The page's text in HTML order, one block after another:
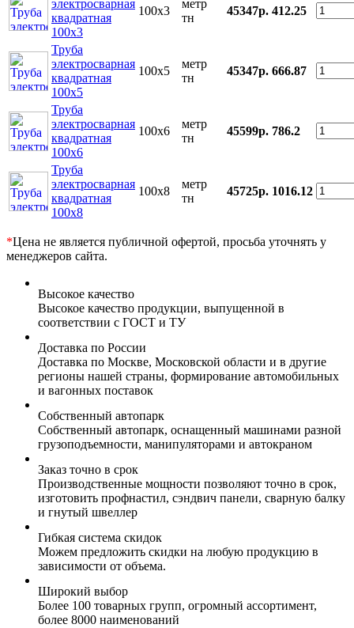
электросварная
квадратная
100x3
100x3
метр
тн
45347р. 412.25
Труба
электросварная
квадратная
100x5
100x5
метр
тн
45347р. 666.87
Труба
электросварная
квадратная
100x6
100x6
метр
тн
45599р. 786.2
Труба
электросварная
квадратная
100x8
100x8
метр
тн
45725р. 1016.12
*Цена не является публичной офертой, просьба уточнять у
менеджеров сайта.
Высокое качество
Высокое качество продукции, выпущенной в
соответствии с ГОСТ и ТУ
Доставка по России
Доставка по Москве, Московской области и в другие
регионы нашей страны, формирование автомобильных
и вагонных поставок
Собственный автопарк
Собственный автопарк, оснащенный машинами разной
грузоподъемности, манипуляторами и автокраном
Заказ точно в срок
Производственные мощности позволяют точно в срок,
изготовить профнастил, сэндвич панели, сварную балку
и гнутый швеллер
Гибкая система скидок
Можем предложить скидки на любую продукцию в
зависимости от объема.
Широкий выбор
Более 100 товарных групп, огромный ассортимент,
более 8000 наименований